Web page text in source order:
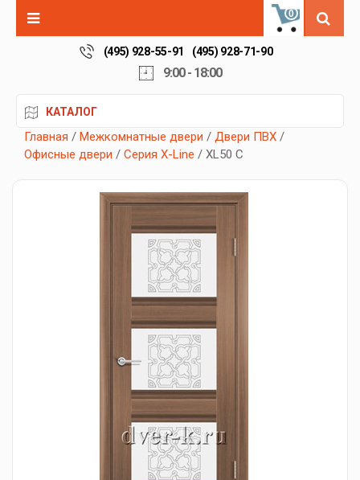
0
(495) 928-55-91 (495) 928-71-90
9:00 - 18:00
КАТАЛОГ
Главная / Межкомнатные двери / Двери ПВХ /
Офисные двери / Серия X-Line / XL50 C